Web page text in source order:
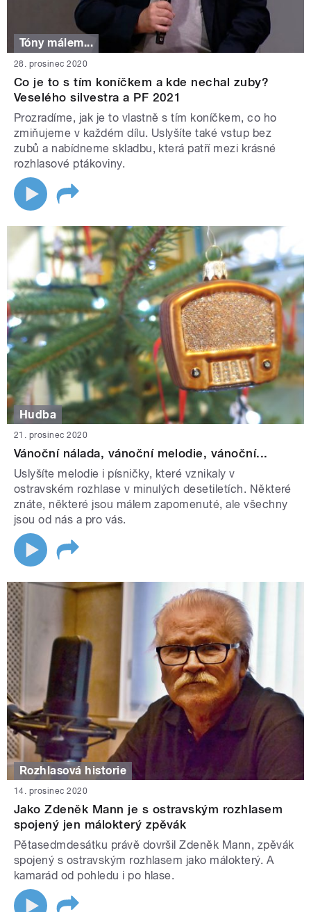
Tóny málem...
28. prosinec 2020
Co je to s tím koníčkem a kde nechal zuby?
Veselého silvestra a PF 2021
Prozradíme, jak je to vlastně s tím koníčkem, co ho
zmiňujeme v každém dílu. Uslyšíte také vstup bez
zubů a nabídneme skladbu, která patří mezi krásné
rozhlasové ptákoviny.
Hudba
21. prosinec 2020
Vánoční nálada, vánoční melodie, vánoční...
Uslyšíte melodie i písničky, které vznikaly v
ostravském rozhlase v minulých desetiletích. Některé
znáte, některé jsou málem zapomenuté, ale všechny
jsou od nás a pro vás.
Rozhlasová historie
14. prosinec 2020
Jako Zdeněk Mann je s ostravským rozhlasem
spojený jen málokterý zpěvák
Pětasedmdesátku právě dovršil Zdeněk Mann, zpěvák
spojený s ostravským rozhlasem jako málokterý. A
kamarád od pohledu i po hlase.